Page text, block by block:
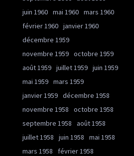
juin 1960 mai 1960 mars 1960
février 1960 janvier 1960
décembre 1959
novembre 1959 octobre 1959
août 1959 juillet 1959 juin 1959
mai 1959 mars 1959
janvier 1959 décembre 1958
novembre 1958
octobre 1958
septembre 1958
août 1958
juillet 1958
juin 1958
mai 1958
mars 1958
février 1958